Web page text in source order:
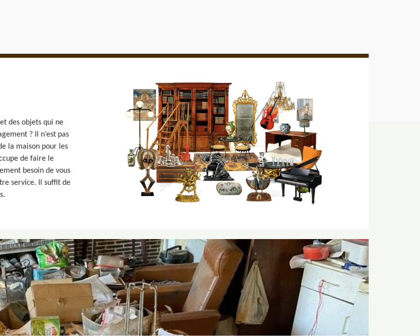
des objets qui ne
? Il n’est pas
la maison pour les
de faire le
besoin de vous
service. Il suffit de